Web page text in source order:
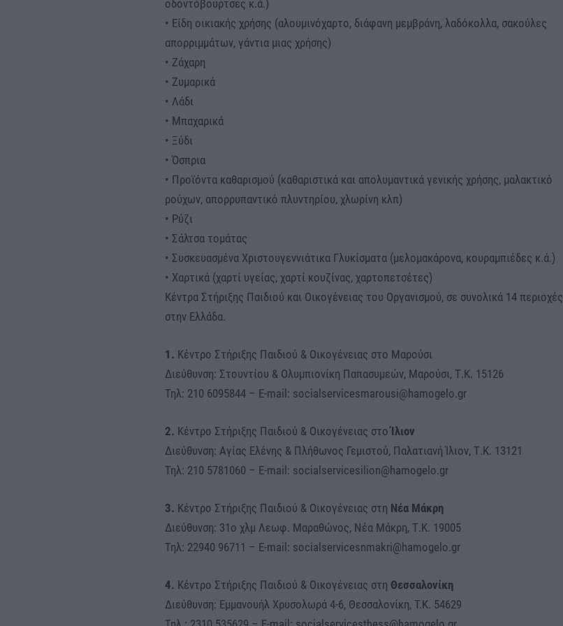
οδοντόβουρτσες κ.ά.)
• Είδη οικιακής χρήσης (αλουμινόχαρτο, διάφανη μεμβράνη, λαδόκολλα, σακούλες
απορριμμάτων, γάντια μιας χρήσης)
• Ζάχαρη
• Ζυμαρικά
• Λάδι
• Μπαχαρικά
• Ξύδι
• Όσπρια
• Προϊόντα καθαρισμού (καθαριστικά και απολυμαντικά γενικής χρήσης, μαλακτικό
ρούχων, απορρυπαντικό πλυντηρίου, χλωρίνη κλπ)
• Ρύζι
• Σάλτσα τομάτας
• Συσκευασμένα Χριστουγεννιάτικα Γλυκίσματα (μελομακάρονα, κουραμπιέδες κ.ά.)
• Χαρτικά (χαρτί υγείας, χαρτί κουζίνας, χαρτοπετσέτες)
Κέντρα Στήριξης Παιδιού και Οικογένειας του Οργανισμού, σε συνολικά 14 περιοχές
στην Ελλάδα.
1. Κέντρο Στήριξης Παιδιού & Οικογένειας στο Μαρούσι
Διεύθυνση: Στουντίου & Ολυμπιονίκη Παπασυμεών, Μαρούσι, Τ.Κ. 15126
Τηλ: 210 6095844 – E-mail: socialservicesmarousi@hamogelo.gr
2. Κέντρο Στήριξης Παιδιού & Οικογένειας στοΊλιον
Διεύθυνση: Αγίας Ελένης & Πλήθωνος Γεμιστού, Παλατιανή Ίλιον, Τ.Κ. 13121
Τηλ: 210 5781060 – E-mail: socialservicesilion@hamogelo.gr
3. Κέντρο Στήριξης Παιδιού & Οικογένειας στη Νέα Μάκρη
Διεύθυνση: 31ο χλμ Λεωφ. Μαραθώνος, Νέα Μάκρη, Τ.Κ. 19005
Τηλ: 22940 96711 – E-mail: socialservicesnmakri@hamogelo.gr
4. Κέντρο Στήριξης Παιδιού & Οικογένειας στη Θεσσαλονίκη
Διεύθυνση: Εμμανουήλ Χρυσολωρά 4-6, Θεσσαλονίκη, T.K. 54629